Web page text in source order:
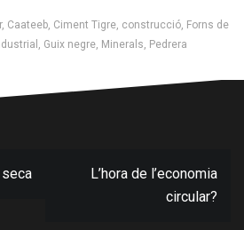
, Caateeb, Ciment Tigre, construcció, Forns de
, Guix negre, Minerals, Pedrera
L’hora de l’economia
circular?